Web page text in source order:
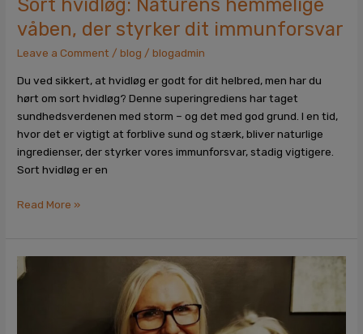
Sort hvidløg: Naturens hemmelige
våben, der styrker dit immunforsvar
Leave a Comment /blog /blogadmin
Du ved sikkert, at hvidløg er godt for dit helbred, men har du
hørt om sort hvidløg? Denne superingrediens har taget
sundhedsverdenen med storm – og det med god grund. I en tid,
hvor det er vigtigt at forblive sund og stærk, bliver naturlige
ingredienser, der styrker vores immunforsvar, stadig vigtigere.
Sort hvidløg er en
Read More »
“Magnesium+
er